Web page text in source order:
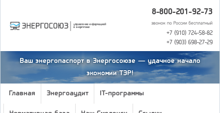
8-800-201-92-73
звонок по России бесплатный
+7 (910) 724-58-82
+7 (903) 698-27-29
Ваш энергопаспорт в Энергосоюзе — удачное начало
экономии ТЭР!
Главная Энергоаудит IT-программы